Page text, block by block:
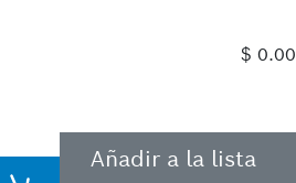
$ 0.00
Añadir a la lista